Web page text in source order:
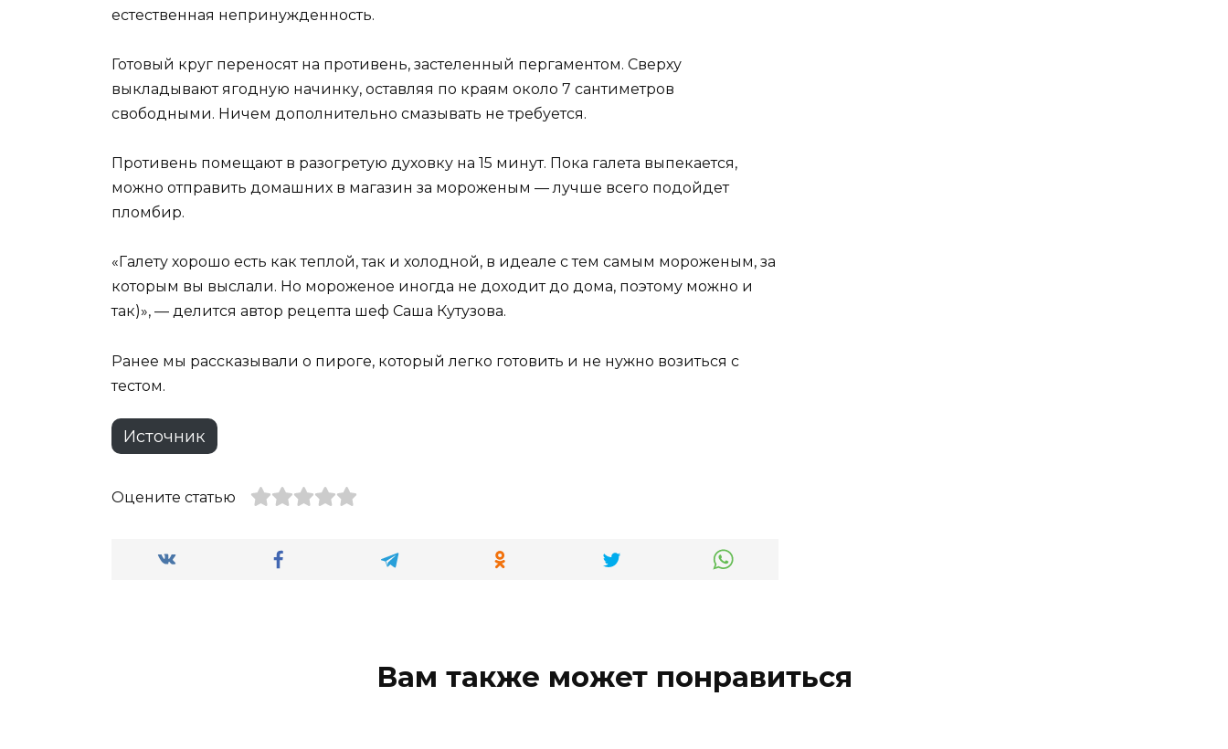
естественная непринужденность.
Готовый круг переносят на противень, застеленный пергаментом. Сверху
выкладывают ягодную начинку, оставляя по краям около 7 сантиметров
свободными. Ничем дополнительно смазывать не требуется.
Противень помещают в разогретую духовку на 15 минут. Пока галета выпекается,
можно отправить домашних в магазин за мороженым — лучше всего подойдет
пломбир.
«Галету хорошо есть как теплой, так и холодной, в идеале с тем самым мороженым, за
которым вы выслали. Но мороженое иногда не доходит до дома, поэтому можно и
так)», — делится автор рецепта шеф Саша Кутузова.
Ранее мы рассказывали о пироге, который легко готовить и не нужно возиться с
тестом.
Источник
Оцените статью
Вам также может понравиться